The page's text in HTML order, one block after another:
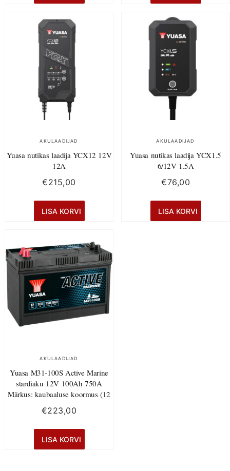
AKULAADIJAD
Yuasa nutikas laadija YCX12 12V
12A
€215,00
LISA KORVI
AKULAADIJAD
Yuasa nutikas laadija YCX1.5
6/12V 1.5A
€76,00
LISA KORVI
AKULAADIJAD
Yuasa M31-100S Active Marine
stardiaku 12V 100Ah 750A
Märkus: kaubaaluse koormus (12
€223,00
LISA KORVI